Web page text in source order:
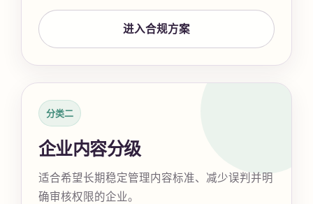
进入合规方案
分类二
企业内容分级
适合希望长期稳定管理内容标准、减少误判并明
确审核权限的企业。